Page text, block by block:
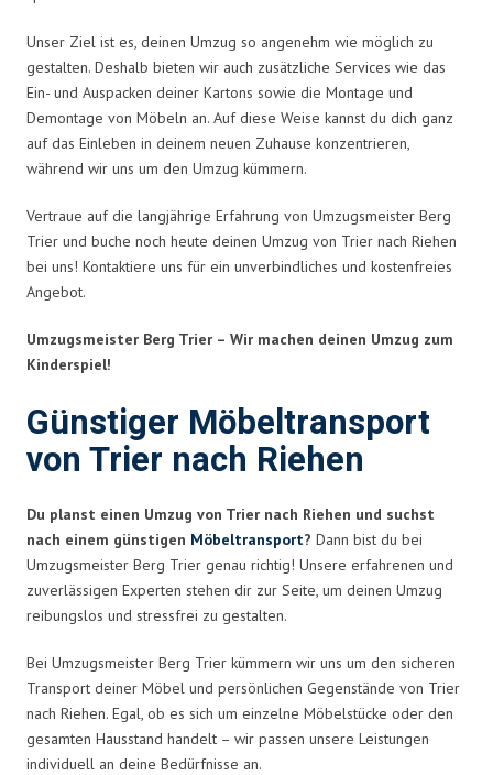
Unser Ziel ist es, deinen Umzug so angenehm wie möglich zu
gestalten. Deshalb bieten wir auch zusätzliche Services wie das
Ein- und Auspacken deiner Kartons sowie die Montage und
Demontage von Möbeln an. Auf diese Weise kannst du dich ganz
auf das Einleben in deinem neuen Zuhause konzentrieren,
während wir uns um den Umzug kümmern.
Vertraue auf die langjährige Erfahrung von Umzugsmeister Berg
Trier und buche noch heute deinen Umzug von Trier nach Riehen
bei uns! Kontaktiere uns für ein unverbindliches und kostenfreies
Angebot.
Umzugsmeister Berg Trier – Wir machen deinen Umzug zum
Kinderspiel!
Günstiger Möbeltransport
von Trier nach Riehen
Du planst einen Umzug von Trier nach Riehen und suchst
nach einem günstigen Möbeltransport? Dann bist du bei
Umzugsmeister Berg Trier genau richtig! Unsere erfahrenen und
zuverlässigen Experten stehen dir zur Seite, um deinen Umzug
reibungslos und stressfrei zu gestalten.
Bei Umzugsmeister Berg Trier kümmern wir uns um den sicheren
Transport deiner Möbel und persönlichen Gegenstände von Trier
nach Riehen. Egal, ob es sich um einzelne Möbelstücke oder den
gesamten Hausstand handelt – wir passen unsere Leistungen
individuell an deine Bedürfnisse an.